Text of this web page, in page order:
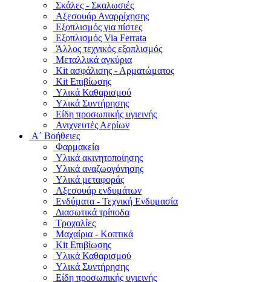
Σκάλες - Σκαλωσιές
Αξεσουάρ Αναρρίχησης
Εξοπλισμός για πίστες
Εξοπλισμός Via Ferrata
Άλλος τεχνικός εξοπλισμός
Μεταλλικά αγκύρια
Kit ασφάλισης - Αρματώματος
Kit Επιβίωσης
Υλικά Καθαρισμού
Υλικά Συντήρησης
Είδη προσωπικής υγιεινής
Ανιχνευτές Αερίων
Α΄ Βοήθειες
Φαρμακεία
Υλικά ακινητοποίησης
Υλικά αναζωογόνησης
Υλικά μεταφοράς
Αξεσουάρ ενδυμάτων
Ενδύματα - Τεχνική Ενδυμασία
Διασωτικά τρίποδα
Τροχαλίες
Μαχαίρια - Κοπτικά
Kit Επιβίωσης
Υλικά Καθαρισμού
Υλικά Συντήρησης
Είδη προσωπικής υγιεινής